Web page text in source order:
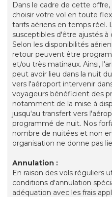
Dans le cadre de cette
choisir votre vol en toute
tarifs aériens en temps réel.
susceptibles d'être ajustés
Selon les disponibilités
retour peuvent être
et/ou très matinaux. Ainsi,
peut avoir lieu dans la nuit
vers l'aéroport intervenir
voyageurs bénéficient des
notamment de la mise à
jusqu'au transfert vers
programmé de nuit. Nos
nombre de nuitées et non
organisation ne donne pas
Annulation :
En raison des vols réguliers
conditions d'annulation
adéquation avec les frais